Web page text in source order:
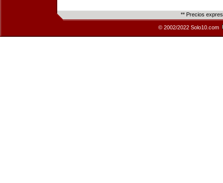
** Precios
© 2002/2022 Solo10.com